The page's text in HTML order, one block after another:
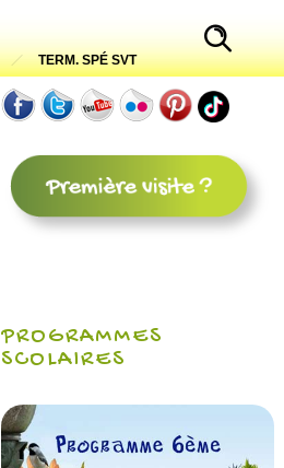
TERM. SPÉ SVT
PROGRAMMES
SCOLAIRES